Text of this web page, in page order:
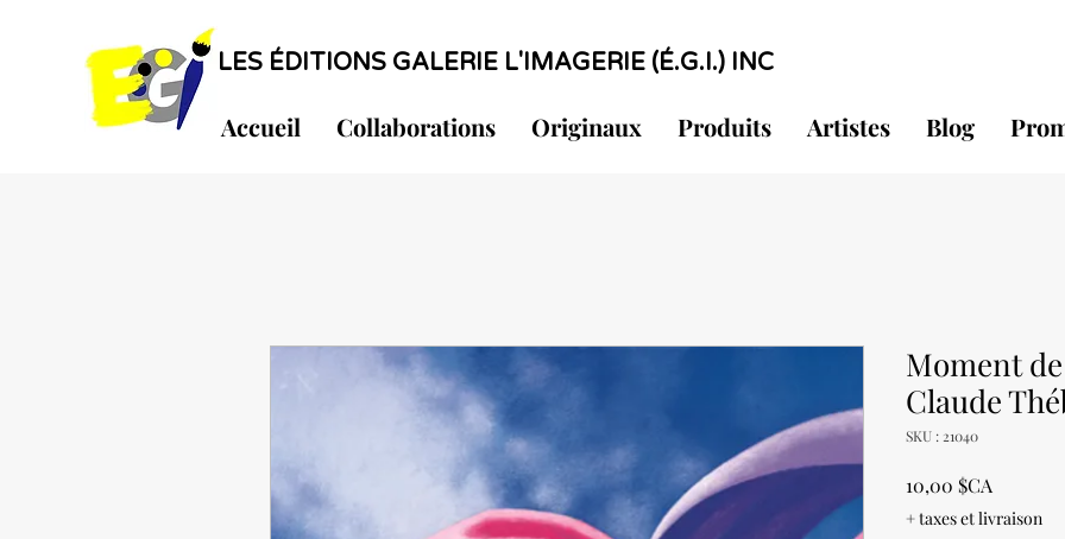
LES ÉDITIONS GALERIE L'IMAGERIE (É.G.I.) INC
Accueil Collaborations Originaux Produits Artistes Blog
Moment
Claude
SKU : 21040
10,00 $CA
+ taxes et livraison